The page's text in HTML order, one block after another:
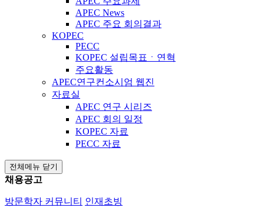
APEC News
APEC 주요 회의결과
KOPEC
PECC
KOPEC 설립목표ㆍ연혁
주요활동
APEC연구컨소시엄 웹진
자료실
APEC 연구 시리즈
APEC 회의 일정
KOPEC 자료
PECC 자료
전체메뉴 닫기
채용공고
방문학자 커뮤니티 인재초빙